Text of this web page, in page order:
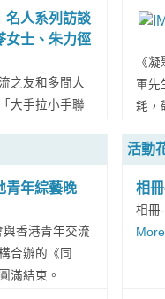
這也是大家喜
興趣的問題的
港是一個中西
息豐富廣泛，
地學生，應該
要多體驗社會
，他說，蘇港
活動有利於兩
革開放後變化
提出建議希望
經濟發展在國
也要多去下中
展情況。...
名人系列訪談
女士、朱力徑
之友和多間大
大手拉小手聯
和香港大學
會主席黃少山
業家們進行交
以及分享企業
表
重
能展
義。
更具
落都
藝術
學
耿
譽會
市陸
州市
6、
界文
陸
宗親
《
軍先
耗，
讓無
僑務
愛港
仁厚
年綜藝晚
香港青年交流
合辦的《同
圓滿結束。
活動
相
相冊